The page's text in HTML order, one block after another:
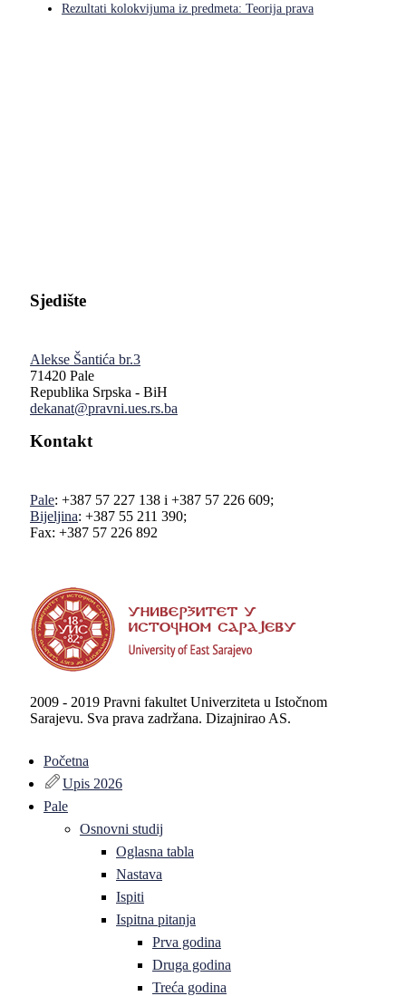
Rezultati kolokvijuma iz predmeta: Teorija prava
Sjedište
Alekse Šantića br.3
71420 Pale
Republika Srpska - BiH
dekanat@pravni.ues.rs.ba
Kontakt
Pale: +387 57 227 138 i +387 57 226 609;
Bijeljina: +387 55 211 390;
Fax: +387 57 226 892
2009 - 2019 Pravni fakultet Univerziteta u Istočnom
Sarajevu. Sva prava zadržana. Dizajnirao AS.
Početna
Upis 2026
Pale
Osnovni studij
Oglasna tabla
Nastava
Ispiti
Ispitna pitanja
Prva godina
Druga godina
Treća godina